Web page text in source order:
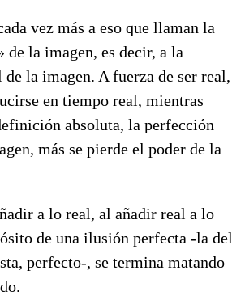
vez más a eso que llaman la
la imagen, es decir, a la
la imagen. A fuerza de ser real,
en tiempo real, mientras
absoluta, la perfección
más se pierde el poder de la
a lo real, al añadir real a lo
de una ilusión perfecta -la del
perfecto-, se termina matando